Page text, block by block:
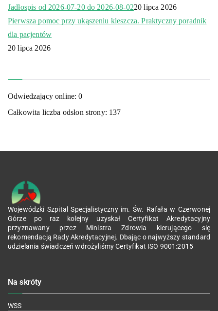
Jadłospis od 2026-07-20 do 2026-08-0220 lipca 2026
Pierwsza pomoc przy ukąszeniu kleszcza. Praktyczny poradnik
dla pacjentów
20 lipca 2026
Odwiedzający online:0
Całkowita liczba odsłon strony: 137
Wojewódzki Szpital Specjalistyczny im. Św. Rafała w Czerwonej
Górze po raz kolejny uzyskał Certyfikat Akredytacyjny
przyznawany przez Ministra Zdrowia kierującego się
rekomendacją Rady Akredytacyjnej. Dbając o najwyższy standard
udzielania świadczeń wdrożyliśmy Certyfikat ISO 9001:2015
Na skróty
WSS